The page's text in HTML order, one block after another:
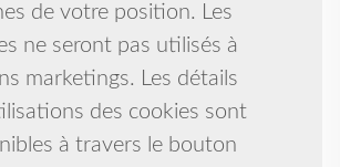
de votre position. Les
ne seront pas utilisés à
marketings. Les détails
des cookies sont
à travers le bouton